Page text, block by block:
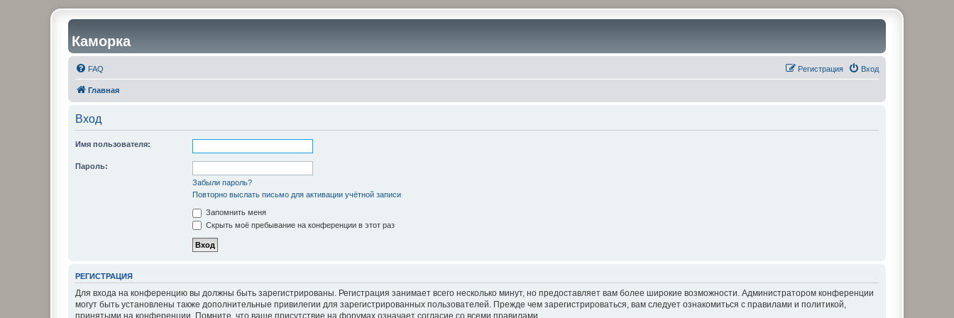
Каморка
FAQ Вход
Регистрация
Главная
Вход
Имя пользователя:
Пароль:
Забыли пароль?
Повторно выслать письмо для активации учётной записи
Запомнить меня
Скрыть моё пребывание на конференции в этот раз
РЕГИСТРАЦИЯ
Для входа на конференцию вы должны быть зарегистрированы. Регистрация занимает всего несколько минут, но предоставляет вам более широкие возможности. Администратором конференции
могут быть установлены также дополнительные привилегии для зарегистрированных пользователей. Прежде чем зарегистрироваться, вам следует ознакомиться с правилами и политикой,
принятыми на конференции. Помните, что ваше присутствие на форумах означает согласие со всеми правилами.